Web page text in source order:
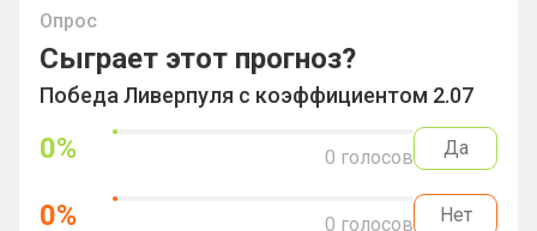
Опрос
Сыграет этот прогноз?
Победа Ливерпуля с коэффициентом 2.07
0% 0 голосов Да
0% 0 голосов Нет